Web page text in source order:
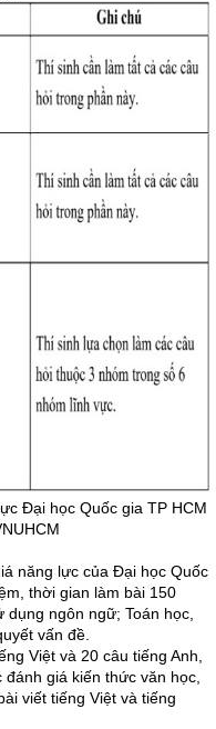
Đại học Quốc gia TP HCM
năng lực của Đại học Quốc
thời gian làm bài 150
ngôn ngữ; Toán học,
vấn đề.
Việt và 20 câu tiếng Anh,
giá kiến thức văn học,
viết tiếng Việt và tiếng